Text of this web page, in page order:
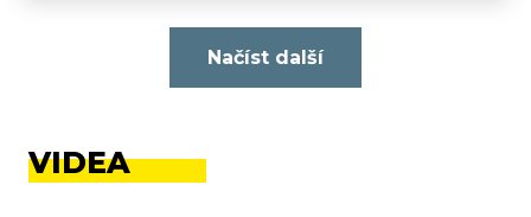
Načíst další
VIDEA